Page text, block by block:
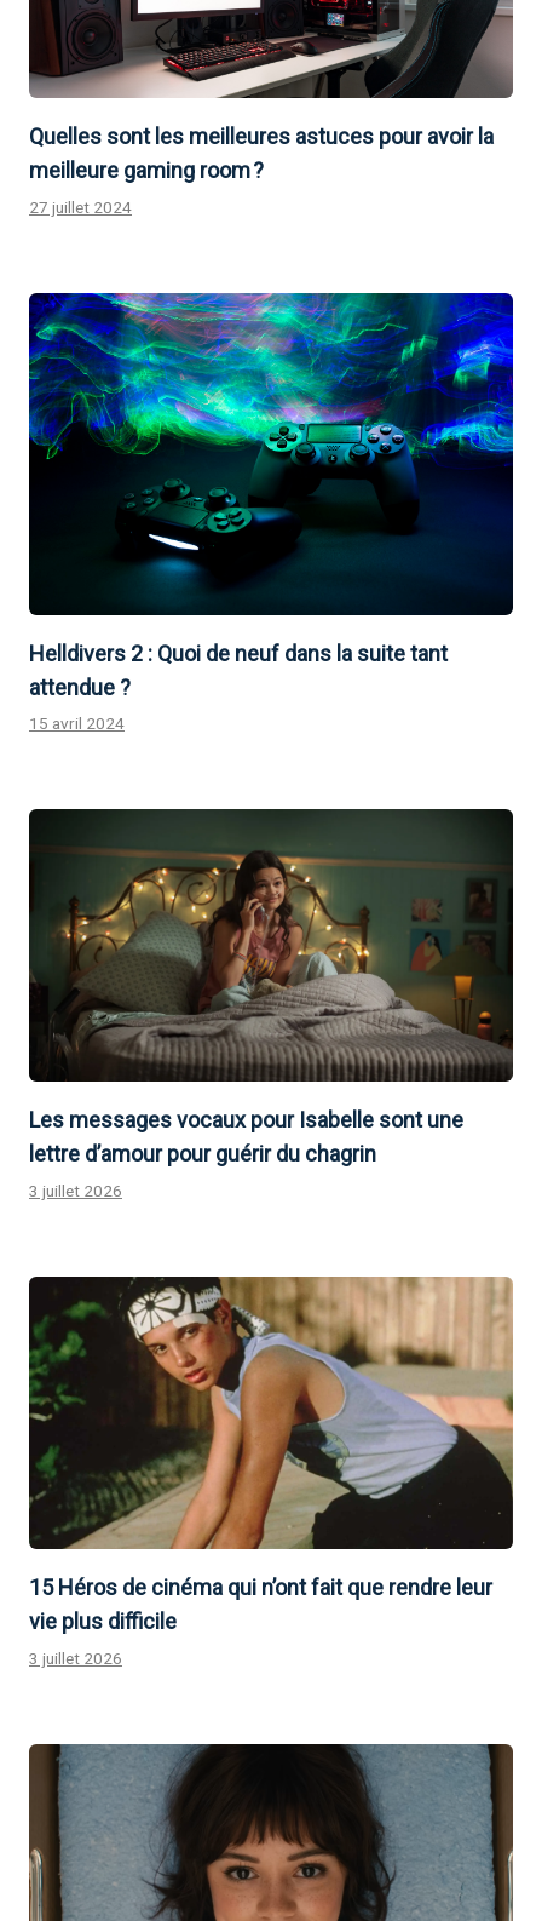
Quelles sont les meilleures astuces pour avoir la
meilleure gaming room ?
27 juillet 2024
Helldivers 2 : Quoi de neuf dans la suite tant
attendue ?
15 avril 2024
Les messages vocaux pour Isabelle sont une
lettre d’amour pour guérir du chagrin
3 juillet 2026
15 Héros de cinéma qui n’ont fait que rendre leur
vie plus difficile
3 juillet 2026